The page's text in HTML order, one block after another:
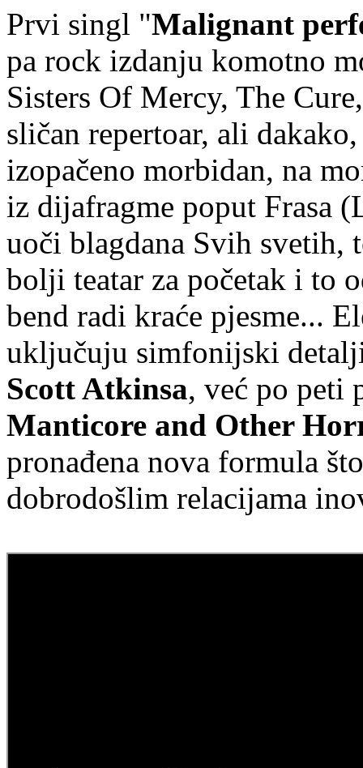
Prvi singl "Malignant
pa rock izdanju komotno
Sisters Of Mercy, The
sličan repertoar, ali
izopačeno morbidan, na
iz dijafragme poput Frasa
uoči blagdana Svih svetih,
bolji teatar za početak i to
bend radi kraće pjesme...
uključuju simfonijski
Scott Atkinsa, već po peti
Manticore and Other
pronađena nova formula
dobrodošlim relacijama